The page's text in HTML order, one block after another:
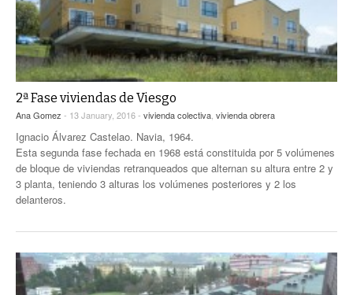
2ª Fase viviendas de Viesgo
Ana Gomez - 13 January, 2016 - vivienda colectiva vivienda obrera
Ignacio Álvarez Castelao. Navia, 1964.
Esta segunda fase fechada en 1968 está constituida por 5 volúmenes
de bloque de viviendas retranqueados que alternan su altura entre 2 y
3 planta, teniendo 3 alturas los volúmenes posteriores y 2 los
delanteros.